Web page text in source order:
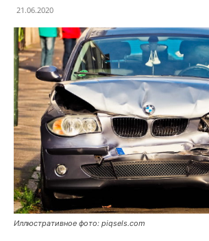
21.06.2020
Иллюстративное фото: piqsels.com